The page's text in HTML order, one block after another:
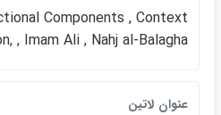
Components , Context
, Imam Ali , Nahj al-Balagha
عنوان لاتين